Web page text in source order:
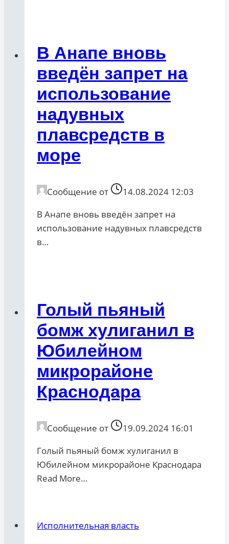
В Анапе вновь
введён запрет на
использование
надувных
плавсредств в
море
Сообщение от
14.08.2024 12:03
В Анапе вновь введён запрет на
использование надувных плавсредств
в…
Голый пьяный
бомж хулиганил в
Юбилейном
микрорайоне
Краснодара
Сообщение от
19.09.2024 16:01
Голый пьяный бомж хулиганил в
Юбилейном микрорайоне Краснодара ​
Read More…
Исполнительная власть